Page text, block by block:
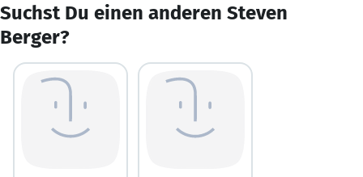
Suchst Du einen anderen Steven
Berger?